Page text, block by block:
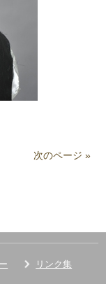
次のページ »
リンク集